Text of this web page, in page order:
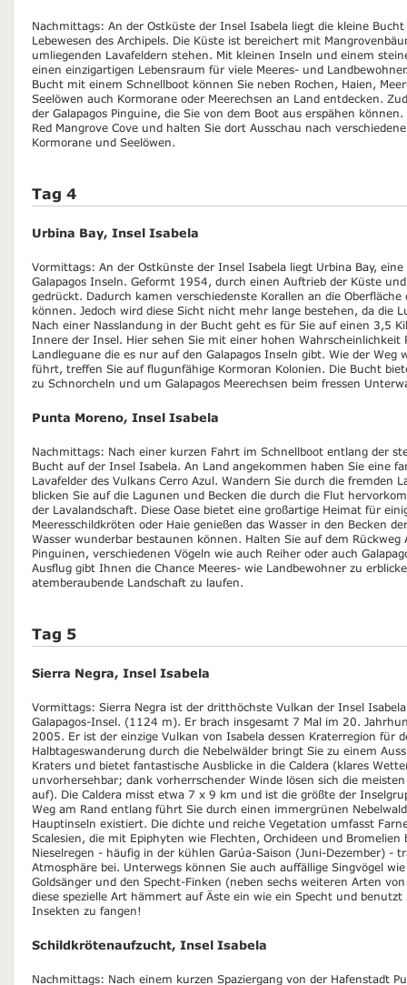
Nachmittags: An der Ostküste der Insel Isabela liegt die kleine
Lebewesen des Archipels. Die Küste ist bereichert mit
umliegenden Lavafeldern stehen. Mit kleinen Inseln und einem
einen einzigartigen Lebensraum für viele Meeres- und
Bucht mit einem Schnellboot können Sie neben Rochen, Haien,
Seelöwen auch Kormorane oder Meerechsen an Land entdecken.
der Galapagos Pinguine, die Sie von dem Boot aus erspähen
Red Mangrove Cove und halten Sie dort Ausschau nach
Kormorane und Seelöwen.
Tag 4
Urbina Bay, Insel Isabela
Vormittags: An der Ostkünste der Insel Isabela liegt Urbina Bay,
Galapagos Inseln. Geformt 1954, durch einen Auftrieb der Küste
gedrückt. Dadurch kamen verschiedenste Korallen an die
können. Jedoch wird diese Sicht nicht mehr lange bestehen, da die
Nach einer Nasslandung in der Bucht geht es für Sie auf einen 3,5
Innere der Insel. Hier sehen Sie mit einer hohen Wahrscheinlichkeit
Landleguane die es nur auf den Galapagos Inseln gibt. Wie der Weg
führt, treffen Sie auf flugunfähige Kormoran Kolonien. Die Bucht
zu Schnorcheln und um Galapagos Meerechsen beim fressen
Punta Moreno, Insel Isabela
Nachmittags: Nach einer kurzen Fahrt im Schnellboot entlang der
Bucht auf der Insel Isabela. An Land angekommen haben Sie eine
Lavafelder des Vulkans Cerro Azul. Wandern Sie durch die fremden
blicken Sie auf die Lagunen und Becken die durch die Flut
der Lavalandschaft. Diese Oase bietet eine großartige Heimat für
Meeresschildkröten oder Haie genießen das Wasser in den Becken
Wasser wunderbar bestaunen können. Halten Sie auf dem Rückweg
Pinguinen, verschiedenen Vögeln wie auch Reiher oder auch
Ausflug gibt Ihnen die Chance Meeres- wie Landbewohner zu
atemberaubende Landschaft zu laufen.
Tag 5
Sierra Negra, Insel Isabela
Vormittags: Sierra Negra ist der dritthöchste Vulkan der Insel
Galapagos-Insel. (1124 m). Er brach insgesamt 7 Mal im 20.
2005. Er ist der einzige Vulkan von Isabela dessen Kraterregion für
Halbtageswanderung durch die Nebelwälder bringt Sie zu einem
Kraters und bietet fantastische Ausblicke in die Caldera (klares
unvorhersehbar; dank vorherrschender Winde lösen sich die
auf). Die Caldera misst etwa 7 x 9 km und ist die größte der
Weg am Rand entlang führt Sie durch einen immergrünen
Hauptinseln existiert. Die dichte und reiche Vegetation umfasst
Scalesien, die mit Epiphyten wie Flechten, Orchideen und Bromelien
Nieselregen - häufig in der kühlen Garúa-Saison (Juni-Dezember) -
Atmosphäre bei. Unterwegs können Sie auch auffällige Singvögel
Goldsänger und den Specht-Finken (neben sechs weiteren Arten
diese spezielle Art hämmert auf Äste ein wie ein Specht und benutzt
Insekten zu fangen!
Schildkrötenaufzucht, Insel Isabela
Nachmittags: Nach einem kurzen Spaziergang von der Hafenstadt